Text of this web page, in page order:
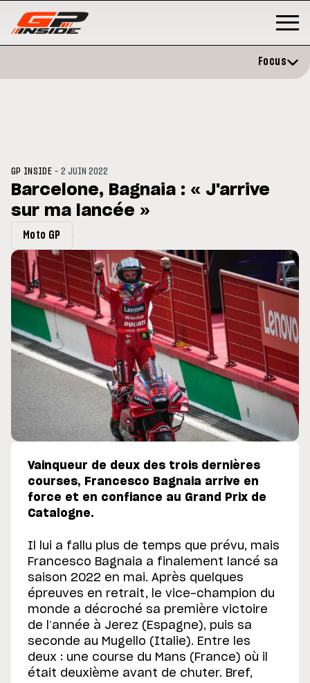
du GP de Grande-
Focus
GP INSIDE -2 JUIN 2022
Barcelone, Bagnaia : « J'arrive
sur ma lancée »
Moto GP
Vainqueur de deux des trois dernières
courses, Francesco Bagnaia arrive en
force et en confiance au Grand Prix de
Catalogne.
Il lui a fallu plus de temps que prévu, mais
Francesco Bagnaia a finalement lancé sa
saison 2022 en mai. Après quelques
épreuves en retrait, le vice-champion du
monde a décroché sa première victoire
de l’année à Jerez (Espagne), puis sa
seconde au Mugello (Italie). Entre les
deux : une course du Mans (France) où il
était deuxième avant de chuter. Bref,